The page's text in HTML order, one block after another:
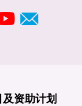
及资助计划